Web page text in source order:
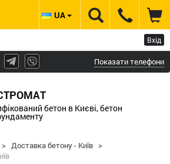
Вхід
Показати телефони
бетон в Києві, бетон
UA
> Доставка бетону - Київ >